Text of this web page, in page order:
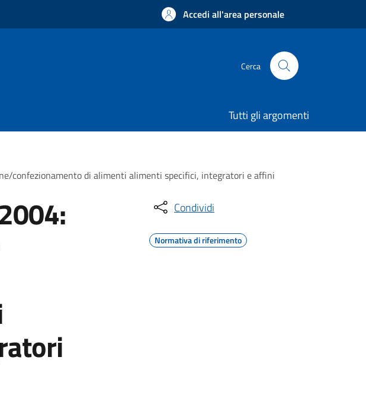
Accedi all'area personale
Cerca
Tutti gli argomenti
confezionamento di alimenti alimenti specifici, integratori e affini
Condividi
Normativa di riferimento